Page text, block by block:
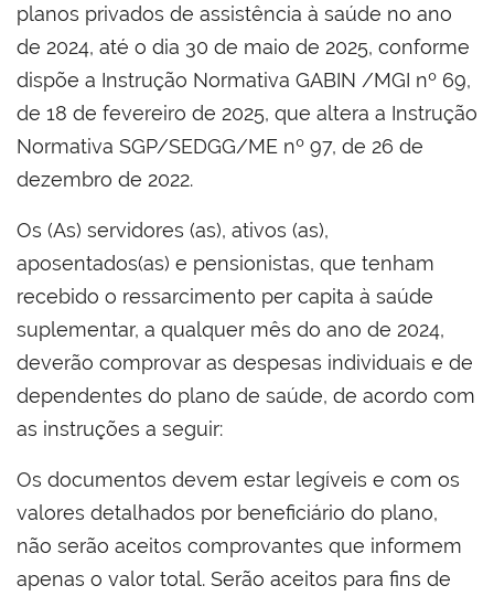
planos privados de assistência à saúde no ano
de 2024, até o dia 30 de maio de 2025, conforme
dispõe a Instrução Normativa GABIN /MGI nº 69,
de 18 de fevereiro de 2025, que altera a Instrução
Normativa SGP/SEDGG/ME nº 97, de 26 de
dezembro de 2022.
Os (As) servidores (as), ativos (as),
aposentados(as) e pensionistas, que tenham
recebido o ressarcimento per capita à saúde
suplementar, a qualquer mês do ano de 2024,
deverão comprovar as despesas individuais e de
dependentes do plano de saúde, de acordo com
as instruções a seguir:
Os documentos devem estar legíveis e com os
valores detalhados por beneficiário do plano,
não serão aceitos comprovantes que informem
apenas o valor total. Serão aceitos para fins de